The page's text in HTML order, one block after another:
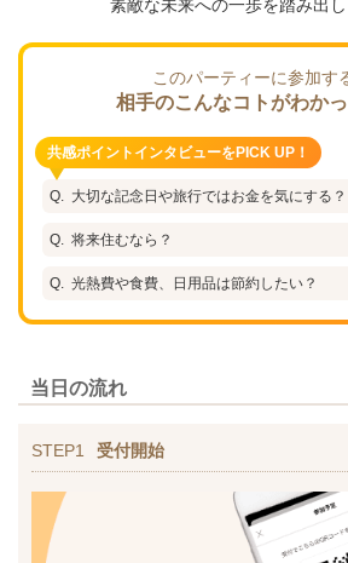
素敵な未来への一歩を踏み出
このパーティーに参加す
相手のこんなコトがわかっ
共感ポイントインタビューをPICK UP！
大切な記念日や旅行ではお金を気にする？
将来住むなら？
光熱費や食費、日用品は節約したい？
当日の流れ
STEP1 受付開始